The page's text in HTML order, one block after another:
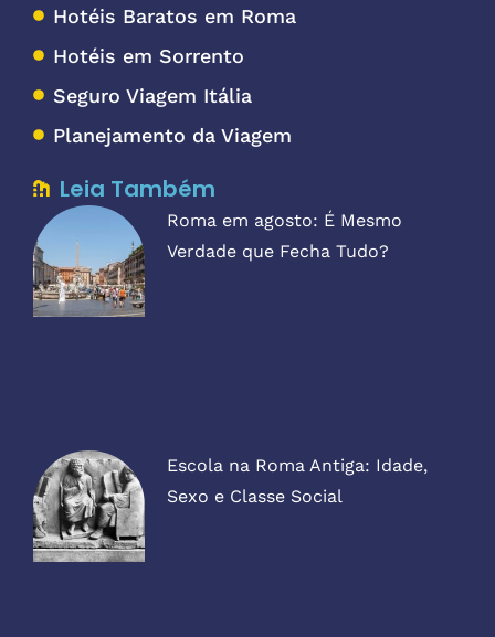
Hotéis Baratos em Roma
Hotéis em Sorrento
Seguro Viagem Itália
Planejamento da Viagem
Leia Também
Roma em agosto: É Mesmo
Verdade que Fecha Tudo?
Escola na Roma Antiga: Idade,
Sexo e Classe Social